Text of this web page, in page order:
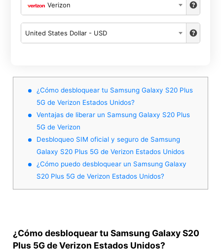
Verizon
United States Dollar - USD
¿Cómo desbloquear tu Samsung Galaxy S20 Plus
5G de Verizon Estados Unidos?
Ventajas de liberar un Samsung Galaxy S20 Plus
5G de Verizon
Desbloqueo SIM oficial y seguro de Samsung
Galaxy S20 Plus 5G de Verizon Estados Unidos
¿Cómo puedo desbloquear un Samsung Galaxy
S20 Plus 5G de Verizon Estados Unidos?
¿Cómo desbloquear tu Samsung Galaxy S20
Plus 5G de Verizon Estados Unidos?